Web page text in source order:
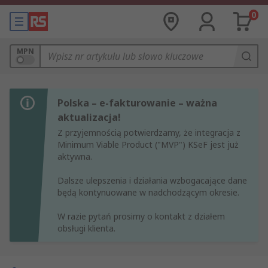
0
MPN
Polska – e-fakturowanie – ważna
aktualizacja!
Z przyjemnością potwierdzamy, że integracja z
Minimum Viable Product ("MVP") KSeF jest już
aktywna.
Dalsze ulepszenia i działania wzbogacające dane
będą kontynuowane w nadchodzącym okresie.
W razie pytań prosimy o kontakt z działem
obsługi klienta.